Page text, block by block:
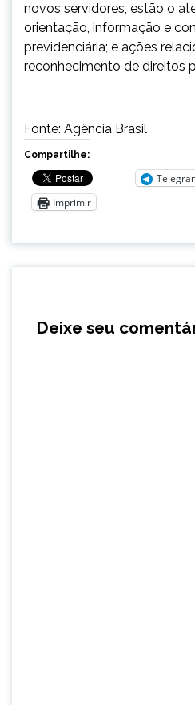
novos servidores, estão o
orientação, informação e
previdenciária; e ações
reconhecimento de direitos
Fonte: Agência Brasil
Compartilhe:
Imprimir
Deixe seu